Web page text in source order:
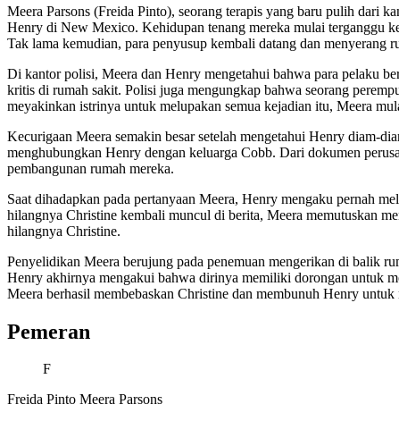
Meera Parsons (Freida Pinto), seorang terapis yang baru pulih dari
Henry di New Mexico. Kehidupan tenang mereka mulai terganggu
Tak lama kemudian, para penyusup kembali datang dan menyerang
Di kantor polisi, Meera dan Henry mengetahui bahwa para pelaku
kritis di rumah sakit. Polisi juga mengungkap bahwa seorang
meyakinkan istrinya untuk melupakan semua kejadian itu, Meera
Kecurigaan Meera semakin besar setelah mengetahui Henry diam-
menghubungkan Henry dengan keluarga Cobb. Dari dokumen
pembangunan rumah mereka.
Saat dihadapkan pada pertanyaan Meera, Henry mengaku pernah
hilangnya Christine kembali muncul di berita, Meera memutuskan
hilangnya Christine.
Penyelidikan Meera berujung pada penemuan mengerikan di balik
Henry akhirnya mengakui bahwa dirinya memiliki dorongan untuk
Meera berhasil membebaskan Christine dan membunuh Henry
Pemeran
F
Freida Pinto Meera Parsons